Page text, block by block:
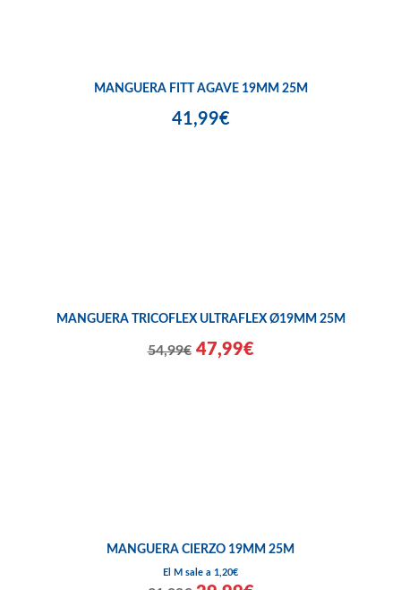
MANGUERA FITT AGAVE 19MM 25M
41,99€
MANGUERA TRICOFLEX ULTRAFLEX Ø19MM 25M
54,99€ 47,99€
MANGUERA CIERZO 19MM 25M
El M sale a 1,20€